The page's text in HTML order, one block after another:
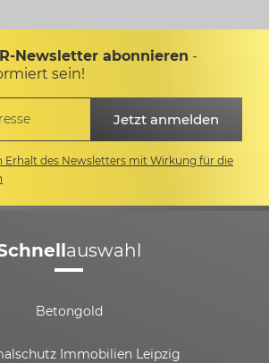
Newsletter abonnieren -
sein!
Erhalt des Newsletters mit Wirkung für die
auswahl
Betongold
Immobilien Leipzig